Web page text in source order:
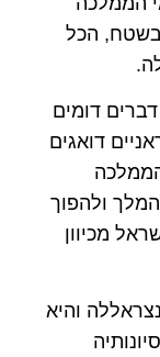
בשטח, הכל
דומים
דואגים
ולהפוך
מכיוון
והיא